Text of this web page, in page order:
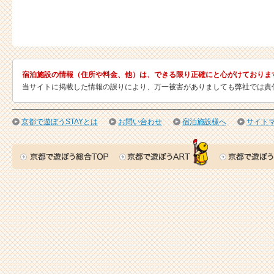
宿泊施設の情報（住所や料金、他）は、できる限り正確にと心がけており
当サイトに掲載した情報の誤りにより、万一被害がありましても弊社では
京都で遊ぼうSTAYとは お問い合わせ 宿泊施設様へ サイト